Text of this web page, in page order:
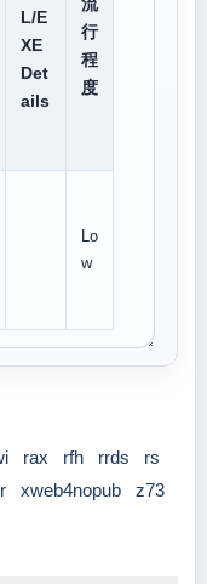
L/E
XE
Det
ails
行
程
度
Lo
w
rax rfh rrds
rs
xweb4nopub
z73